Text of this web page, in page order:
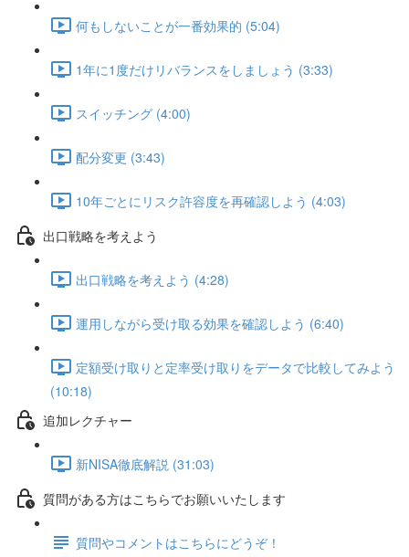
何もしないことが一番効果的 (5:04)
1年に1度だけリバランスをしましょう (3:33)
スイッチング (4:00)
配分変更 (3:43)
10年ごとにリスク許容度を再確認しよう (4:03)
出口戦略を考えよう
出口戦略を考えよう (4:28)
運用しながら受け取る効果を確認しよう (6:40)
定額受け取りと定率受け取りをデータで比較してみよう
(10:18)
追加レクチャー
新NISA徹底解説 (31:03)
質問がある方はこちらでお願いいたします
質問やコメントはこちらにどうぞ！